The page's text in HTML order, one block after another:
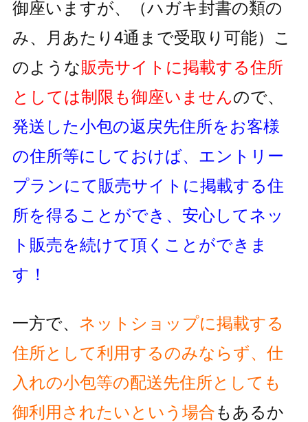
御座いますが、
（ハガキ封書の類の
み、月あたり4通まで受取り可能） こ
のような販売サイトに掲載する住所
としては制限も御座いませんので、
発送した小包の返戻先住所をお客様
の住所等にしておけば、 エントリー
プランにて販売サイトに掲載する住
所を得ることができ、 安心してネッ
ト販売を続けて頂くことができま
す！
一方で、 ネットショップに掲載する
住所として利用するのみならず、 仕
入れの小包等の配送先住所としても
御利用されたいという 場合もあるか